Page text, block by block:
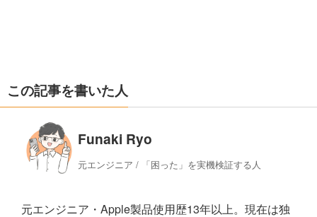
この記事を書いた人
Funaki Ryo
元エンジニア / 「困った」を実機検証する人
元エンジニア・Apple製品使用歴13年以上。現在は独